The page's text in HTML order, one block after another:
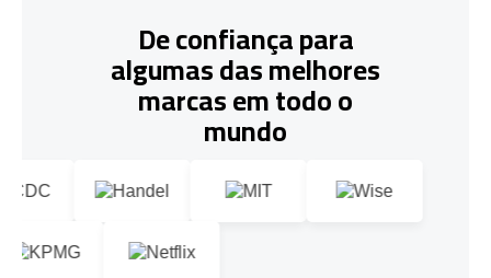
De confiança para
algumas das melhores
marcas em todo o
mundo